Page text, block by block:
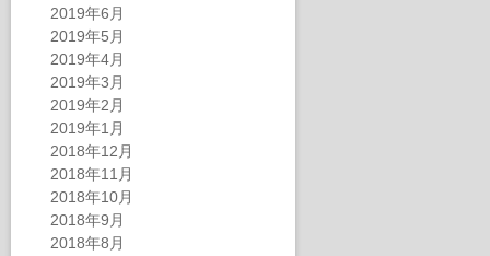
2019年6月
2019年5月
2019年4月
2019年3月
2019年2月
2019年1月
2018年12月
2018年11月
2018年10月
2018年9月
2018年8月